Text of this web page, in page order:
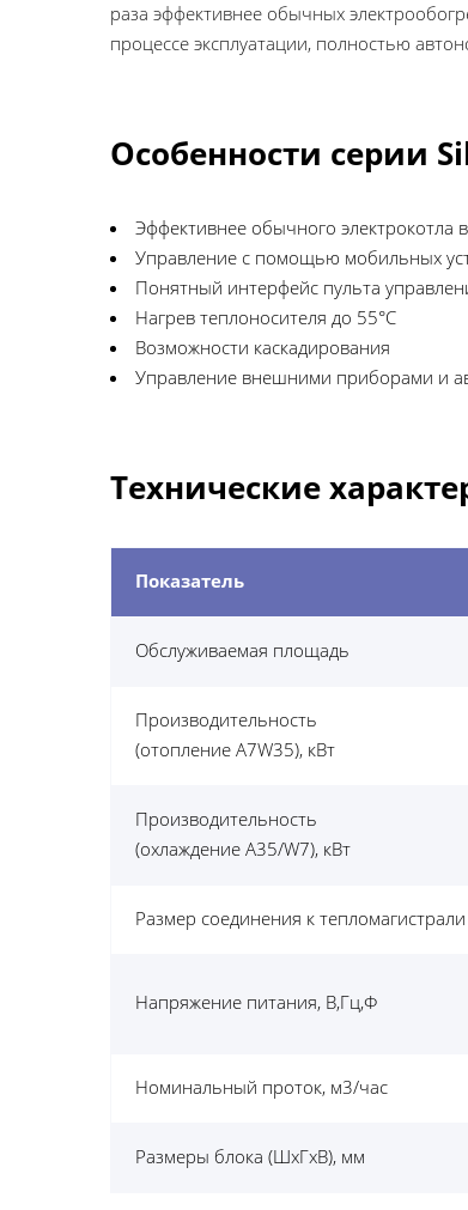
раза эффективнее обычных
процессе эксплуатации, полностью
Особенности серии
Эффективнее обычного электрокотла
Управление с помощью мобильных
Понятный интерфейс пульта
Нагрев теплоносителя до 55°C
Возможности каскадирования
Управление внешними приборами и
Технические
Показатель
Обслуживаемая площадь
Производительность
(отопление A7W35), кВт
Производительность
(охлаждение A35/W7), кВт
Размер соединения к тепломагистрали
Напряжение питания, В,Гц,Ф
Номинальный проток, м3/час
Размеры блока (ШхГхВ), мм